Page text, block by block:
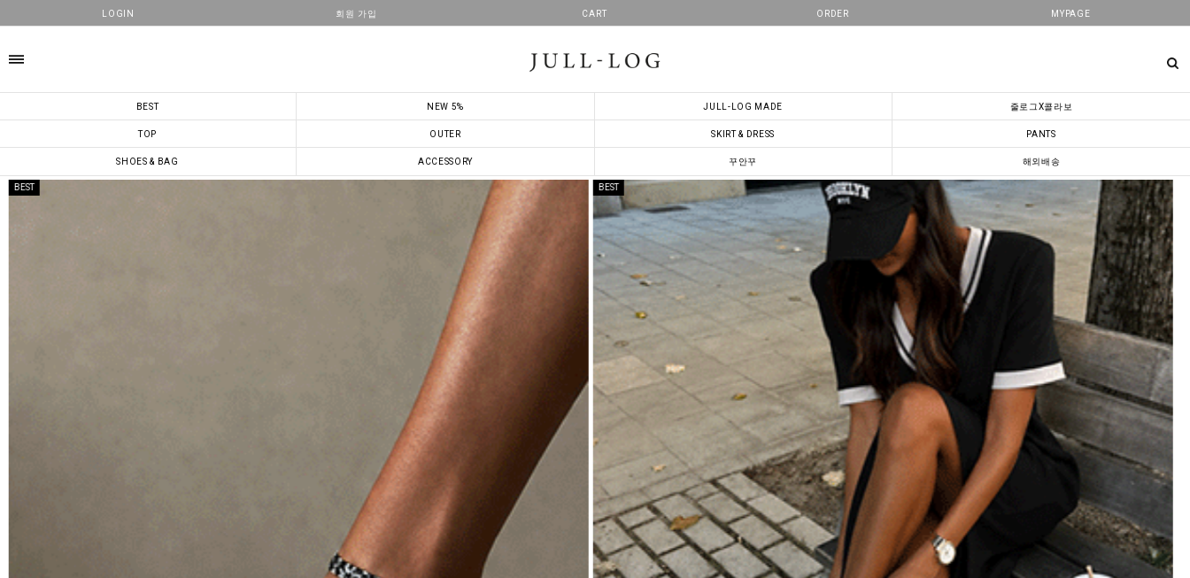
LOGIN 회원 가입 CART ORDER MYPAGE
BEST NEW 5% JULL-LOG MADE 줄로그X콜라보
TOP OUTER SKIRT & DRESS PANTS
SHOES & BAG ACCESSORY 꾸안꾸 해외배송
BEST BEST